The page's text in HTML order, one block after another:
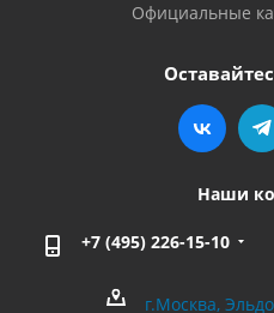
Официальные
Наши
+7 (495) 226-15-10
г.Москва,